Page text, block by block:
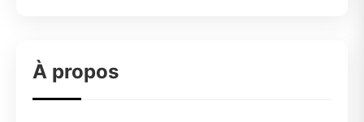
À propos